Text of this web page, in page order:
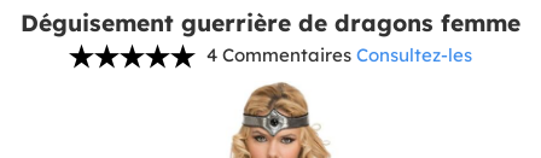
Déguisement guerrière de dragons femme
4 Commentaires Consultez-les